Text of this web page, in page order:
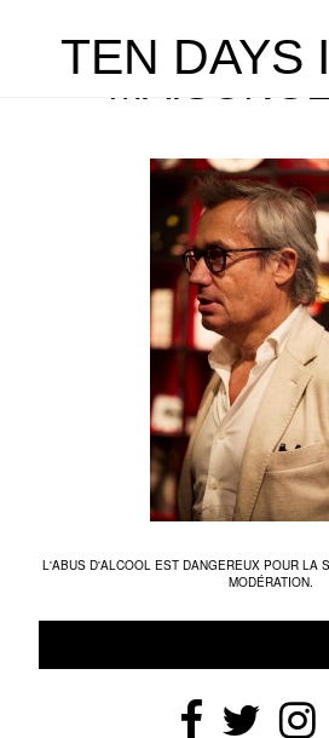
TEN DAYS
L'ABUS D'ALCOOL EST DANGEREUX POUR LA
MODÉRATION.